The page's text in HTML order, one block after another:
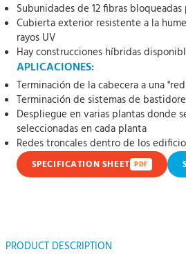
Subunidades de 12 fibras
Cubierta exterior resistente a la
rayos UV
Hay construcciones híbridas
APLICACIONES:
Terminación de la cabecera a una
Terminación de sistemas de
Despliegue en varias plantas donde
seleccionadas en cada planta
Redes troncales dentro de los
SPECIFICATION SHEET PDF
PRODUCT DESCRIPTION